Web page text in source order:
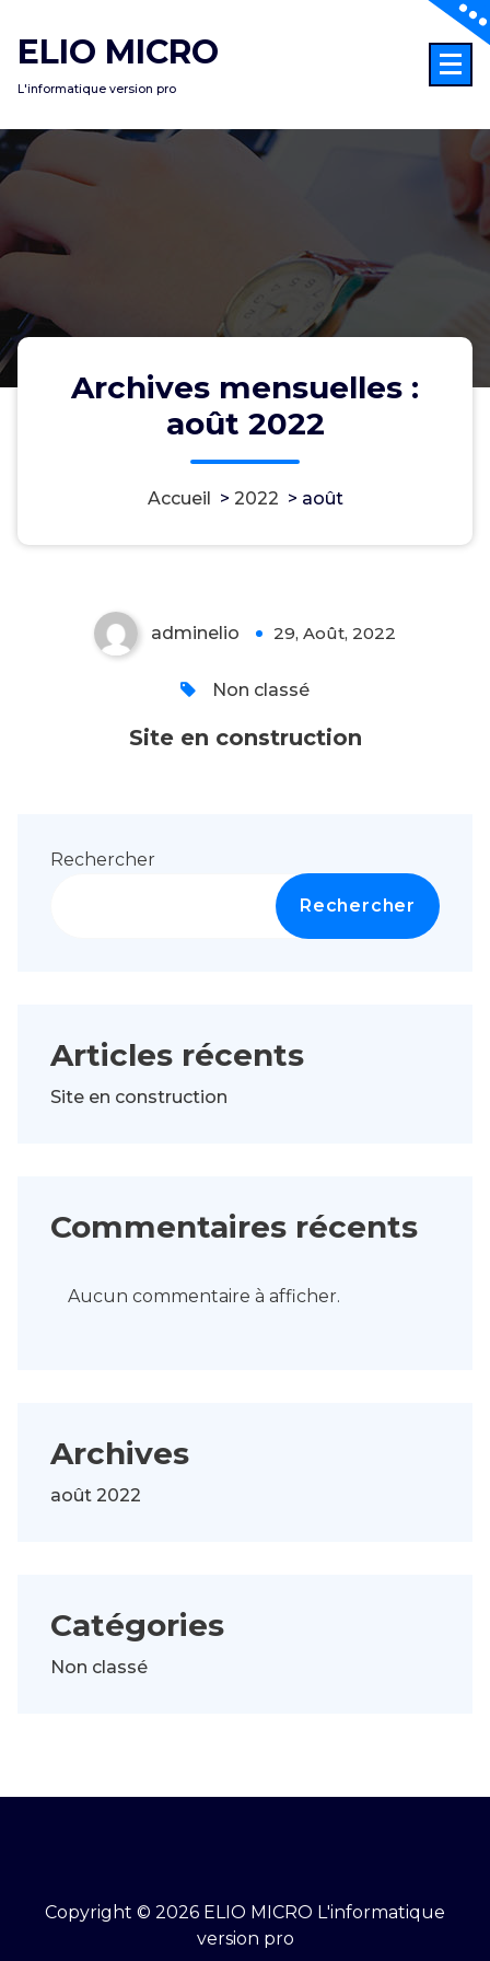
au
contenu
ELIO MICRO
L'informatique version pro
Archives mensuelles :
août 2022
Accueil > 2022 > août
adminelio 29, Août, 2022
Non classé
Site en construction
Rechercher
Rechercher
Articles récents
Site en construction
Commentaires récents
Aucun commentaire à afficher.
Archives
août 2022
Catégories
Non classé
Copyright © 2026 ELIO MICRO L'informatique
version pro